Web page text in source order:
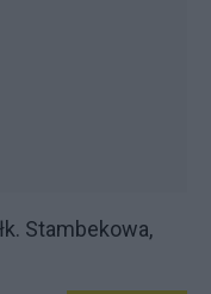
Stambekowa,